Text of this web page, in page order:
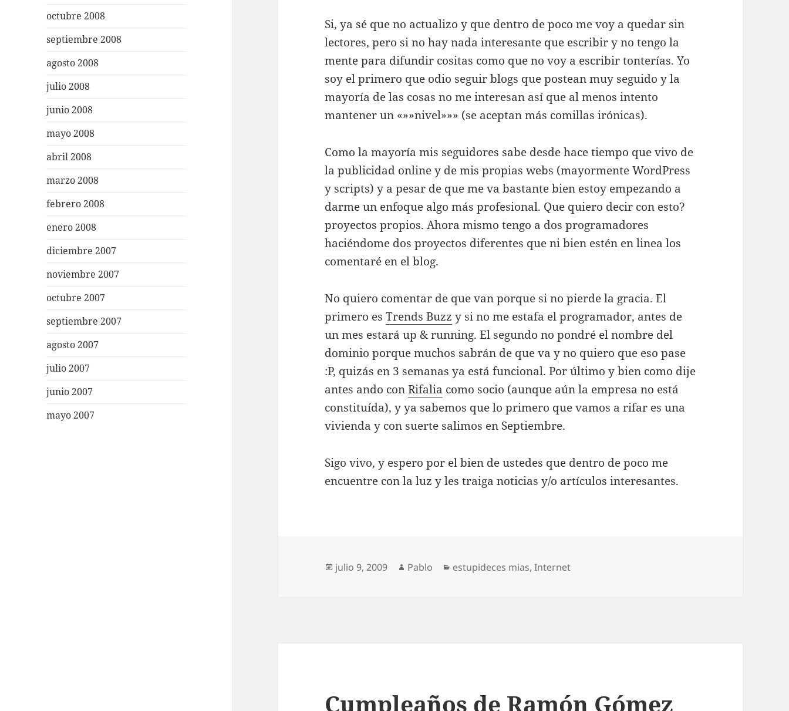
octubre 2008
septiembre 2008
agosto 2008
julio 2008
junio 2008
mayo 2008
abril 2008
marzo 2008
febrero 2008
enero 2008
diciembre 2007
noviembre 2007
octubre 2007
septiembre 2007
agosto 2007
julio 2007
junio 2007
mayo 2007
Si, ya sé que no actualizo y que dentro de poco me voy a quedar sin
lectores, pero si no hay nada interesante que escribir y no tengo la
mente para difundir cositas como que no voy a escribir tonterías. Yo
soy el primero que odio seguir blogs que postean muy seguido y la
mayoría de las cosas no me interesan así que al menos intento
mantener un «»»nivel»»» (se aceptan más comillas irónicas).
Como la mayoría mis seguidores sabe desde hace tiempo que vivo de
la publicidad online y de mis propias webs (mayormente WordPress
y scripts) y a pesar de que me va bastante bien estoy empezando a
darme un enfoque algo más profesional. Que quiero decir con esto?
proyectos propios. Ahora mismo tengo a dos programadores
haciéndome dos proyectos diferentes que ni bien estén en linea los
comentaré en el blog.
No quiero comentar de que van porque si no pierde la gracia. El
primero esTrends Buzz y si no me estafa el programador, antes de
un mes estará up & running. El segundo no pondré el nombre del
dominio porque muchos sabrán de que va y no quiero que eso pase
:P, quizás en 3 semanas ya está funcional. Por último y bien como dije
antes ando conRifalia como socio (aunque aún la empresa no está
constituída), y ya sabemos que lo primero que vamos a rifar es una
vivienda y con suerte salimos en Septiembre.
Sigo vivo, y espero por el bien de ustedes que dentro de poco me
encuentre con la luz y les traiga noticias y/o artículos interesantes.
Publicado
julio 9, 2009 Autor
Pablo Categorías
estupideces mias,Internet
Cumpleaños de Ramón Gómez